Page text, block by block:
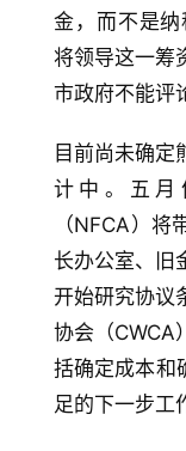
金，而不是
将领导这一筹
市政府不能评
目前尚未确定
计中。五月
（NFCA）
长办公室、旧
开始研究协议
协会（CWCA
括确定成本和
足的下一步工